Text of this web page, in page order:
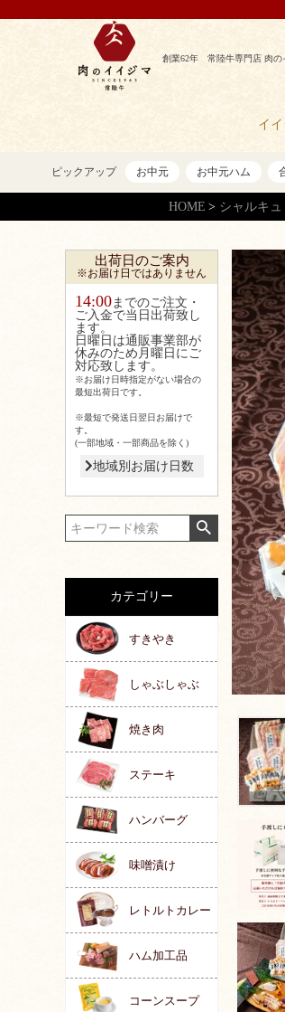
創業62年 常陸牛専門店 肉の
イ
ピックアップ お中元 お中元ハム
HOME シャルキュ
出荷日のご案内
※お届け日ではありません
14:00までのご注文・
ご入金で当日出荷致し
ます。
日曜日は通販事業部が
休みのため月曜日にご
対応致します。
※お届け日時指定がない場合の
最短出荷日です。
※最短で発送日翌日お届けで
す。
(一部地域・一部商品を除く)
地域別お届け日数
カテゴリー
すきやき
しゃぶしゃぶ
焼き肉
ステーキ
ハンバーグ
味噌漬け
レトルトカレー
ハム加工品
コーンスープ